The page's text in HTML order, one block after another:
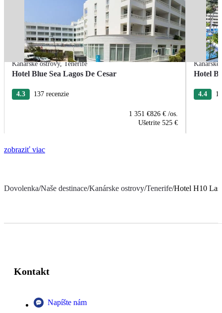
Kanárske ostrovy,Tenerife
Hotel Blue Sea Lagos De Cesar
4.3 137 recenzie
1 351 €826 € /os.
Ušetrite 525 €
Kanárske
Hotel
4.4
zobraziť viac
Dovolenka/Naše destinace/Kanárske ostrovy/Tenerife/Hotel H10 Las
Kontakt
Napíšte nám